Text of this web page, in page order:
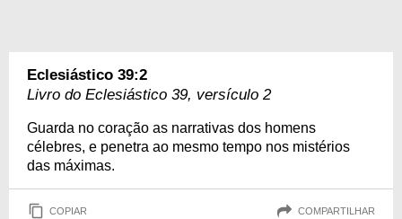
Eclesiástico 39:2
Livro do Eclesiástico 39, versículo 2
Guarda no coração as narrativas dos homens
célebres, e penetra ao mesmo tempo nos mistérios
das máximas.
COPIAR COMPARTILHAR